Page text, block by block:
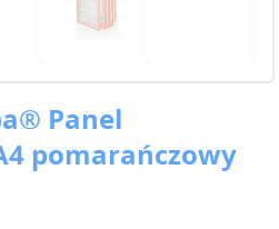
Panel
pomarańczowy